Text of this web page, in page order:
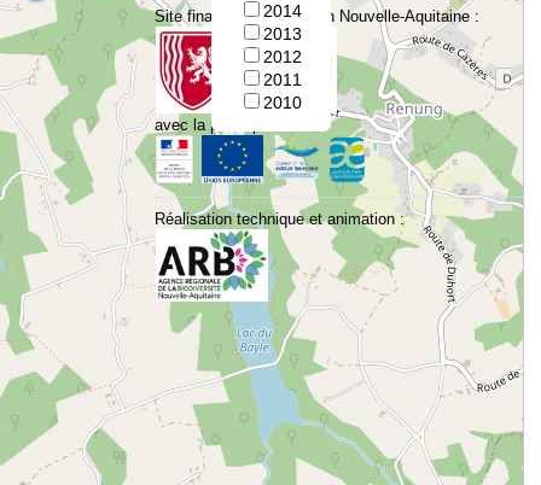
Site financé par la Région Nouvelle-Aquitaine :
avec la participation de :
Réalisation technique et animation :
2014
2013
2012
2011
2010